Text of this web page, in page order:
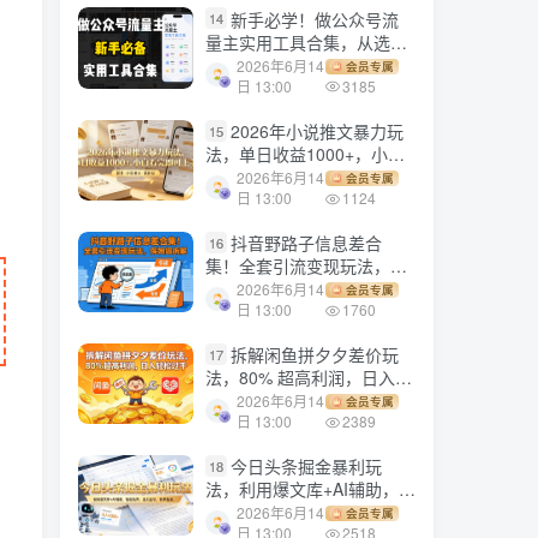
14 新手必学！做公众号流
量主实用工具合集，从选题
到变现，一篇搞定（新手必
备）
2026年6月14
日 13:00
会员专属
3185
15 2026年小说推文暴力玩
法，单日收益1000+，小白
看完即可上手
2026年6月14
日 13:00
会员专属
1124
16 抖音野路子信息差合
集！全套引流变现玩法，保
姆级拆解
2026年6月14
日 13:00
会员专属
1760
17 拆解闲鱼拼夕夕差价玩
法，80% 超高利润，日入轻
松过千2026年6月14
日 13:00
会员专属
2389
18 今日头条掘金暴利玩
法，利用爆文库+AI辅助，轻
松矩阵、当天起号，简单粗
2026年6月14
日 13:00
会员专属
2518